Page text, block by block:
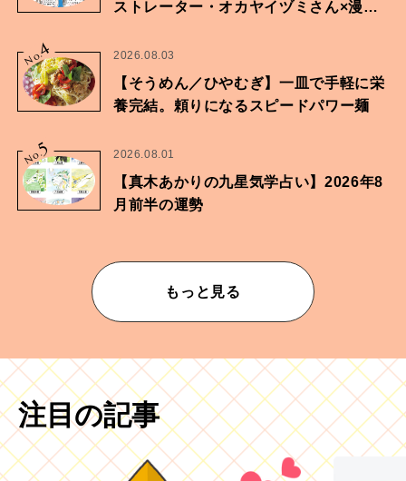
ストレーター・オカヤイヅミさん×漫画
No.
4 2026.08.03
【そうめん／ひやむぎ】一皿で手軽に栄
養完結。頼りになるスピードパワー麺
No.
5 2026.08.01
【真木あかりの九星気学占い】2026年8
月前半の運勢
もっと見る
注目の記事